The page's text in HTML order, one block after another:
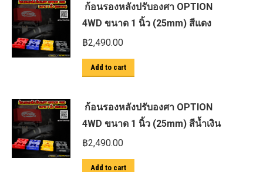
ก้อนรองหลังปรับองศา OPTION
4WD ขนาด 1 นิ้ว (25mm) สีแดง
฿2,490.00
Add to cart
ก้อนรองหลังปรับองศา OPTION
4WD ขนาด 1 นิ้ว (25mm) สีน้ำเงิน
฿2,490.00
Add to cart